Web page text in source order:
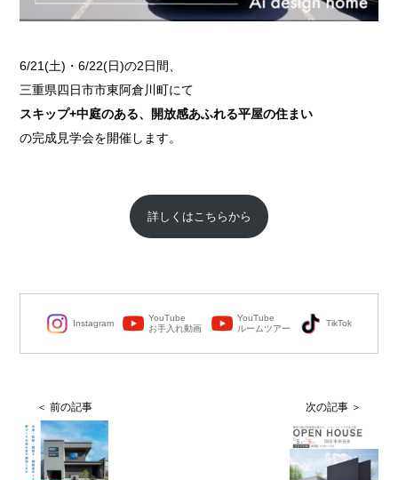
6/21(土)・6/22(日)の2日間、
三重県四日市市東阿倉川町にて
スキップ+中庭のある、開放感あふれる平屋の住まい
の完成見学会を開催します。
詳しくはこちらから
Instagram
YouTube
お手入れ動画
YouTube
ルームツアー
TikTok